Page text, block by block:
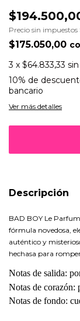
Precio sin impuestos
$175.050,00
3 x $64.833,33
10% de
bancario
Ver más detalles
Descripción
BAD BOY Le
fórmula novedosa,
auténtico y
hechasa para
Notas de salida:
Notas de corazón:
Notas de fondo: